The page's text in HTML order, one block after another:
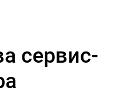
сервис-